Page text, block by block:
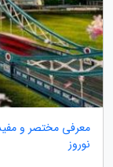
معرفی مختصر و
نوروز